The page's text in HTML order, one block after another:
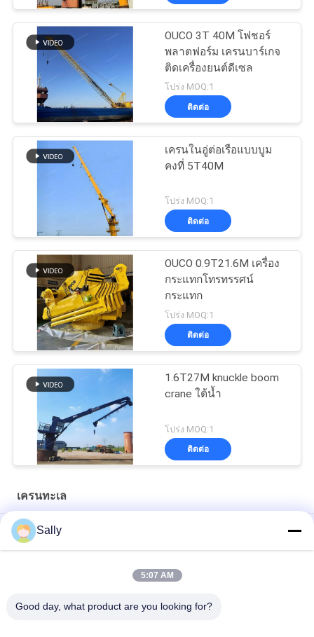
OUCO 3T 40M โฟชอร์
พลาตฟอร์ม เครนบาร์เกจ
ติดเครื่องยนต์ดีเซล
โปร่ง MOQ:1
ติดต่อ
เครนในอู่ต่อเรือแบบบูม
คงที่ 5T40M
โปร่ง MOQ:1
ติดต่อ
OUCO 0.9T21.6M เครื่อง
กระแทกโทรทรรศน์
กระแทก
โปร่ง MOQ:1
ติดต่อ
1.6T27M knuckle boom
crane ใต้น้ำ
โปร่ง MOQ:1
ติดต่อ
เครนทะเล
เชือกลวดทะเล OUCO ระดับพรีเมี่ยม
Sally
5:07 AM
Good day, what product are you looking for?